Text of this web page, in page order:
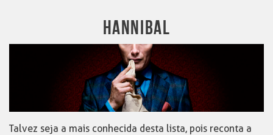
HANNIBAL
Talvez seja a mais conhecida desta lista, pois reconta a